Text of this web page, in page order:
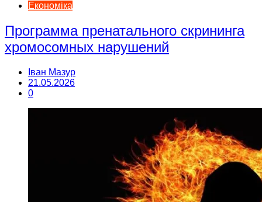
Економіка
Программа пренатального скрининга
хромосомных нарушений
Іван Мазур
21.05.2026
0